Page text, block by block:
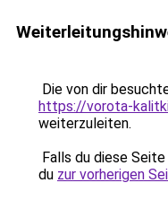
Die von dir
https://vorota-
weiterzuleiten.
Falls du diese
du zur vorherigen